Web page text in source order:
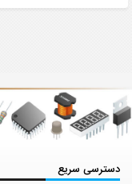
دسترسی سریع